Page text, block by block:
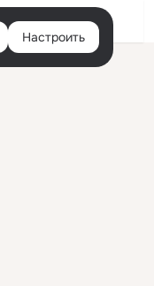
Настроить